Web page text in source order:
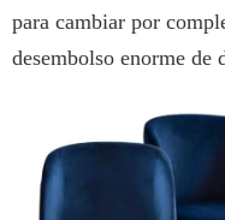
para cambiar por
desembolso enorme de